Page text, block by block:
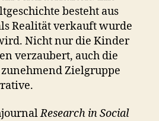
besteht aus
Realität verkauft wurde
Nicht nur die Kinder
verzaubert, auch die
Zielgruppe
Research in Social